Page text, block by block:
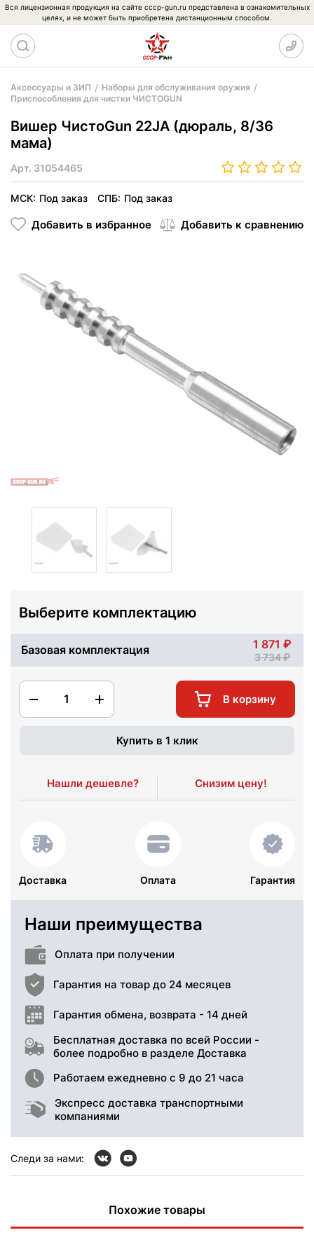
Вся лицензионная продукция на сайте cccp-gun.ru представлена в ознакомительных
целях, и не может быть приобретена дистанционным способом.
Аксессуары и ЗИП
Наборы для обслуживания оружия
Приспособления для чистки ЧИСТОGUN
Вишер ЧистоGun 22JA (дюраль, 8/36
мама)
Арт. 31054465
МСК: Под заказ СПБ: Под заказ
Добавить в избранное Добавить к сравнению
Выберите комплектацию
Базовая комплектация 1 871
3 734
1 В корзину
Купить в 1 клик
Нашли дешевле? Снизим цену!
Доставка Оплата Гарантия
Наши преимущества
Оплата при получении
Гарантия на товар до 24 месяцев
Гарантия обмена, возврата - 14 дней
Бесплатная доставка по всей России -
более подробно в разделе Доставка
Работаем ежедневно с 9 до 21 часа
Экспресс доставка транспортными
компаниями
Следи за нами:
Похожие товары